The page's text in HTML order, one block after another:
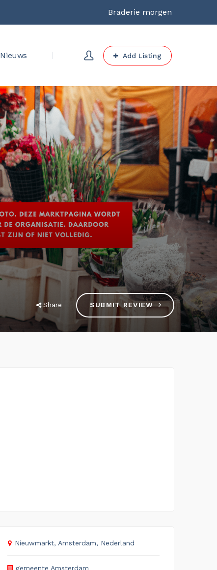
Braderie morgen
Nieuws Add Listing
Share SUBMIT REVIEW
Nieuwmarkt, Amsterdam, Nederland
gemeente Amsterdam